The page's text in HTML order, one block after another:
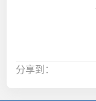
2026年
分享到：